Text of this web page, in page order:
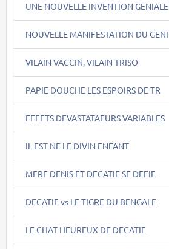
UNE NOUVELLE INVENTION GENIALE
NOUVELLE MANIFESTATION DU GENI
VILAIN VACCIN, VILAIN TRISO
PAPIE DOUCHE LES ESPOIRS DE TR
EFFETS DEVASTATAEURS VARIABLES
IL EST NE LE DIVIN ENFANT
MERE DENIS ET DECATIE SE DEFIE
DECATIE vs LE TIGRE DU BENGALE
LE CHAT HEUREUX DE DECATIE